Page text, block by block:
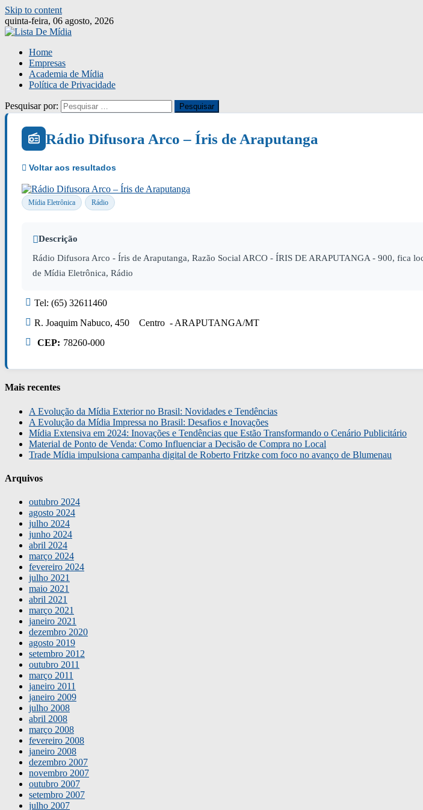
Skip to content
quinta-feira, 06 agosto, 2026
Home
Empresas
Academia de Mídia
Política de Privacidade
Pesquisar por:
Rádio Difusora Arco – Íris de Araputanga
Mídia Eletrônica Rádio
Descrição
Rádio Difusora Arco - Íris de Araputanga, Razão Social ARCO - ÍRIS DE ARAPUTANGA - 900,
de Mídia Eletrônica, Rádio
Tel: (65) 32611460
R. Joaquim Nabuco, 450 Centro - ARAPUTANGA/MT
CEP: 78260-000
Mais recentes
A Evolução da Mídia Exterior no Brasil: Novidades e Tendências
A Evolução da Mídia Impressa no Brasil: Desafios e Inovações
Mídia Extensiva em 2024: Inovações e Tendências que Estão Transformando o Cenário Publicitário
Material de Ponto de Venda: Como Influenciar a Decisão de Compra no Local
Trade Mídia impulsiona campanha digital de Roberto Fritzke com foco no avanço de Blumenau
Arquivos
outubro 2024
agosto 2024
julho 2024
junho 2024
abril 2024
março 2024
fevereiro 2024
julho 2021
maio 2021
abril 2021
março 2021
janeiro 2021
dezembro 2020
agosto 2019
setembro 2012
outubro 2011
março 2011
janeiro 2011
janeiro 2009
julho 2008
abril 2008
março 2008
fevereiro 2008
janeiro 2008
dezembro 2007
novembro 2007
outubro 2007
setembro 2007
julho 2007